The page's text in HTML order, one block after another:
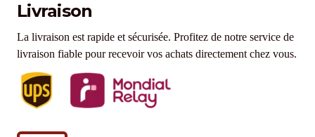
Livraison
La livraison est rapide et sécurisée. Profitez de notre service de
livraison fiable pour recevoir vos achats directement chez vous.